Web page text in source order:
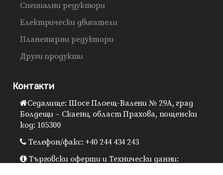
Специални редуктори
Електрически двигатели
Планетарни редуктори
Други продукти
Контакти
Седалище: Шосе Плоещ-Валени № 29A, град
Болдещи – Скаени, област Прахова, пощенски
код: 105300
Телефон/факс: +40 244 434 243
Търговски оферти и Технически данни: